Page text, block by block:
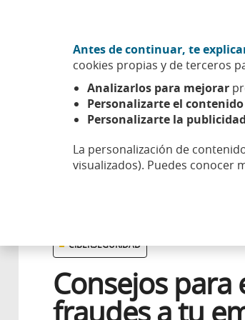
Antes de continuar, te
cookies propias y de terceros
Analizarlos para mejorar
Personalizarte el contenido
Personalizarte la publicidad
La personalización de
visualizados). Puedes conocer
Esfera Innovación Tecnología
17 SEPTIEMBRE 2020
CIBERSEGURIDAD
Consejos para
fraudes a tu